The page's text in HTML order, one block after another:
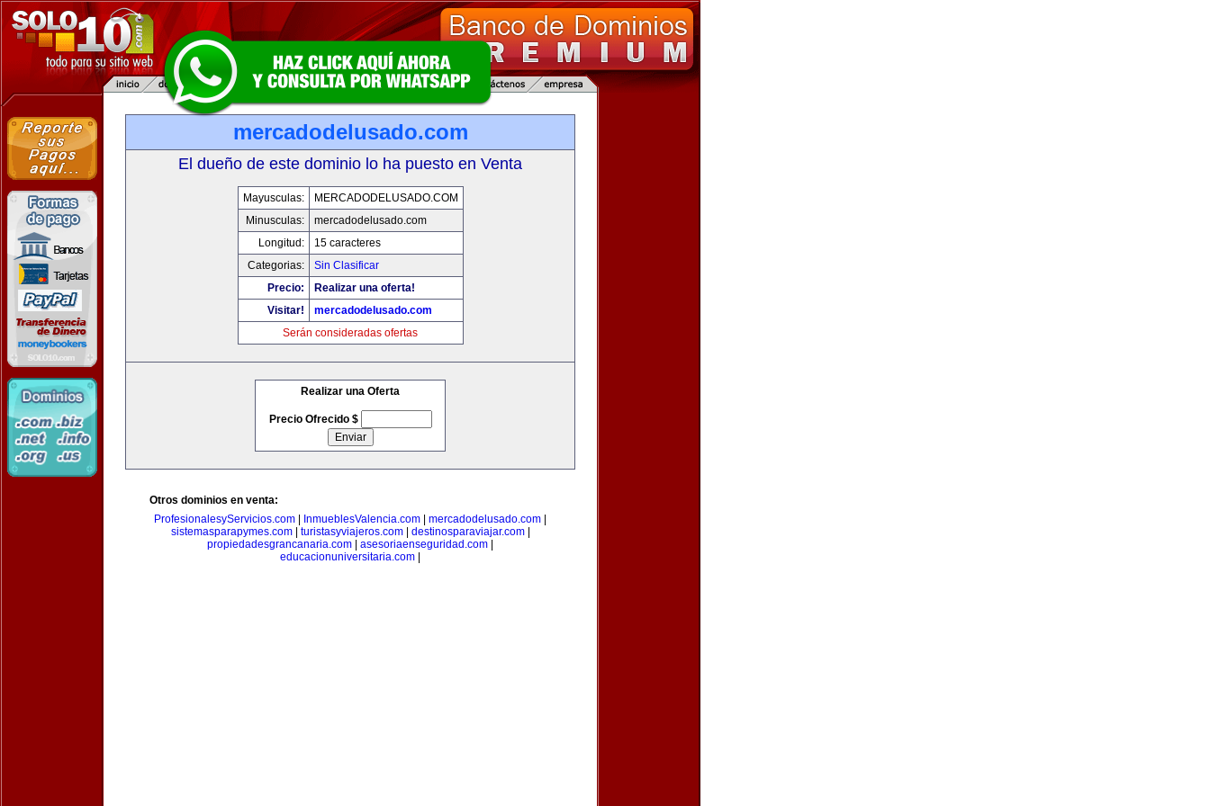
mercadodelusado.com
El dueño de este dominio lo ha puesto en Venta
Mayusculas:
MERCADODELUSADO.COM
Minusculas:
mercadodelusado.com
Longitud:
15 caracteres
Categorias:
Sin Clasificar
Precio:
Realizar una oferta!
Visitar!
mercadodelusado.com
Serán consideradas ofertas
Realizar una Oferta
Precio Ofrecido $
Otros dominios en venta:
ProfesionalesyServicios.com
InmueblesValencia.com mercadodelusado.com
sistemasparapymes.com| turistasyviajeros.com| destinosparaviajar.com|
propiedadesgrancanaria.com
asesoriaenseguridad.com
educacionuniversitaria.com